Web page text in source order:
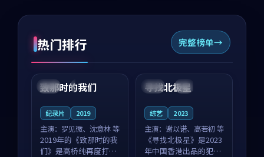
热门排行 完整榜单
中国 4K
99:22
致那时的我们
纪录片 2019
主演： 罗见微、沈意林 等
2019年的《致那时的我
们》是高桥纯再度打磨
中国 4K
99:18
寻找北极星
综艺 2023
主演： 谢以诺、高若初 等
《寻找北极星》是2023
年中国香港出品的犯罪